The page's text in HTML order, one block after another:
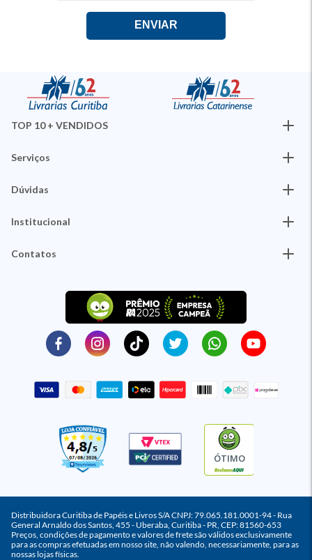
TOP 10 + VENDIDOS
Serviços
Dúvidas
Institucional
Contatos
ÓTIMO
Distribuidora Curitiba de Papéis e Livros S/A CNPJ: 79.065.181.0001-94 - Rua
General Arnaldo dos Santos, 455 - Uberaba, Curitiba - PR, CEP: 81560-653
Preços, condições de pagamento e valores de frete são válidos exclusivamente
para as compras efetuadas em nosso site, não valendo, necessariamente, para as
nossas lojas físicas.